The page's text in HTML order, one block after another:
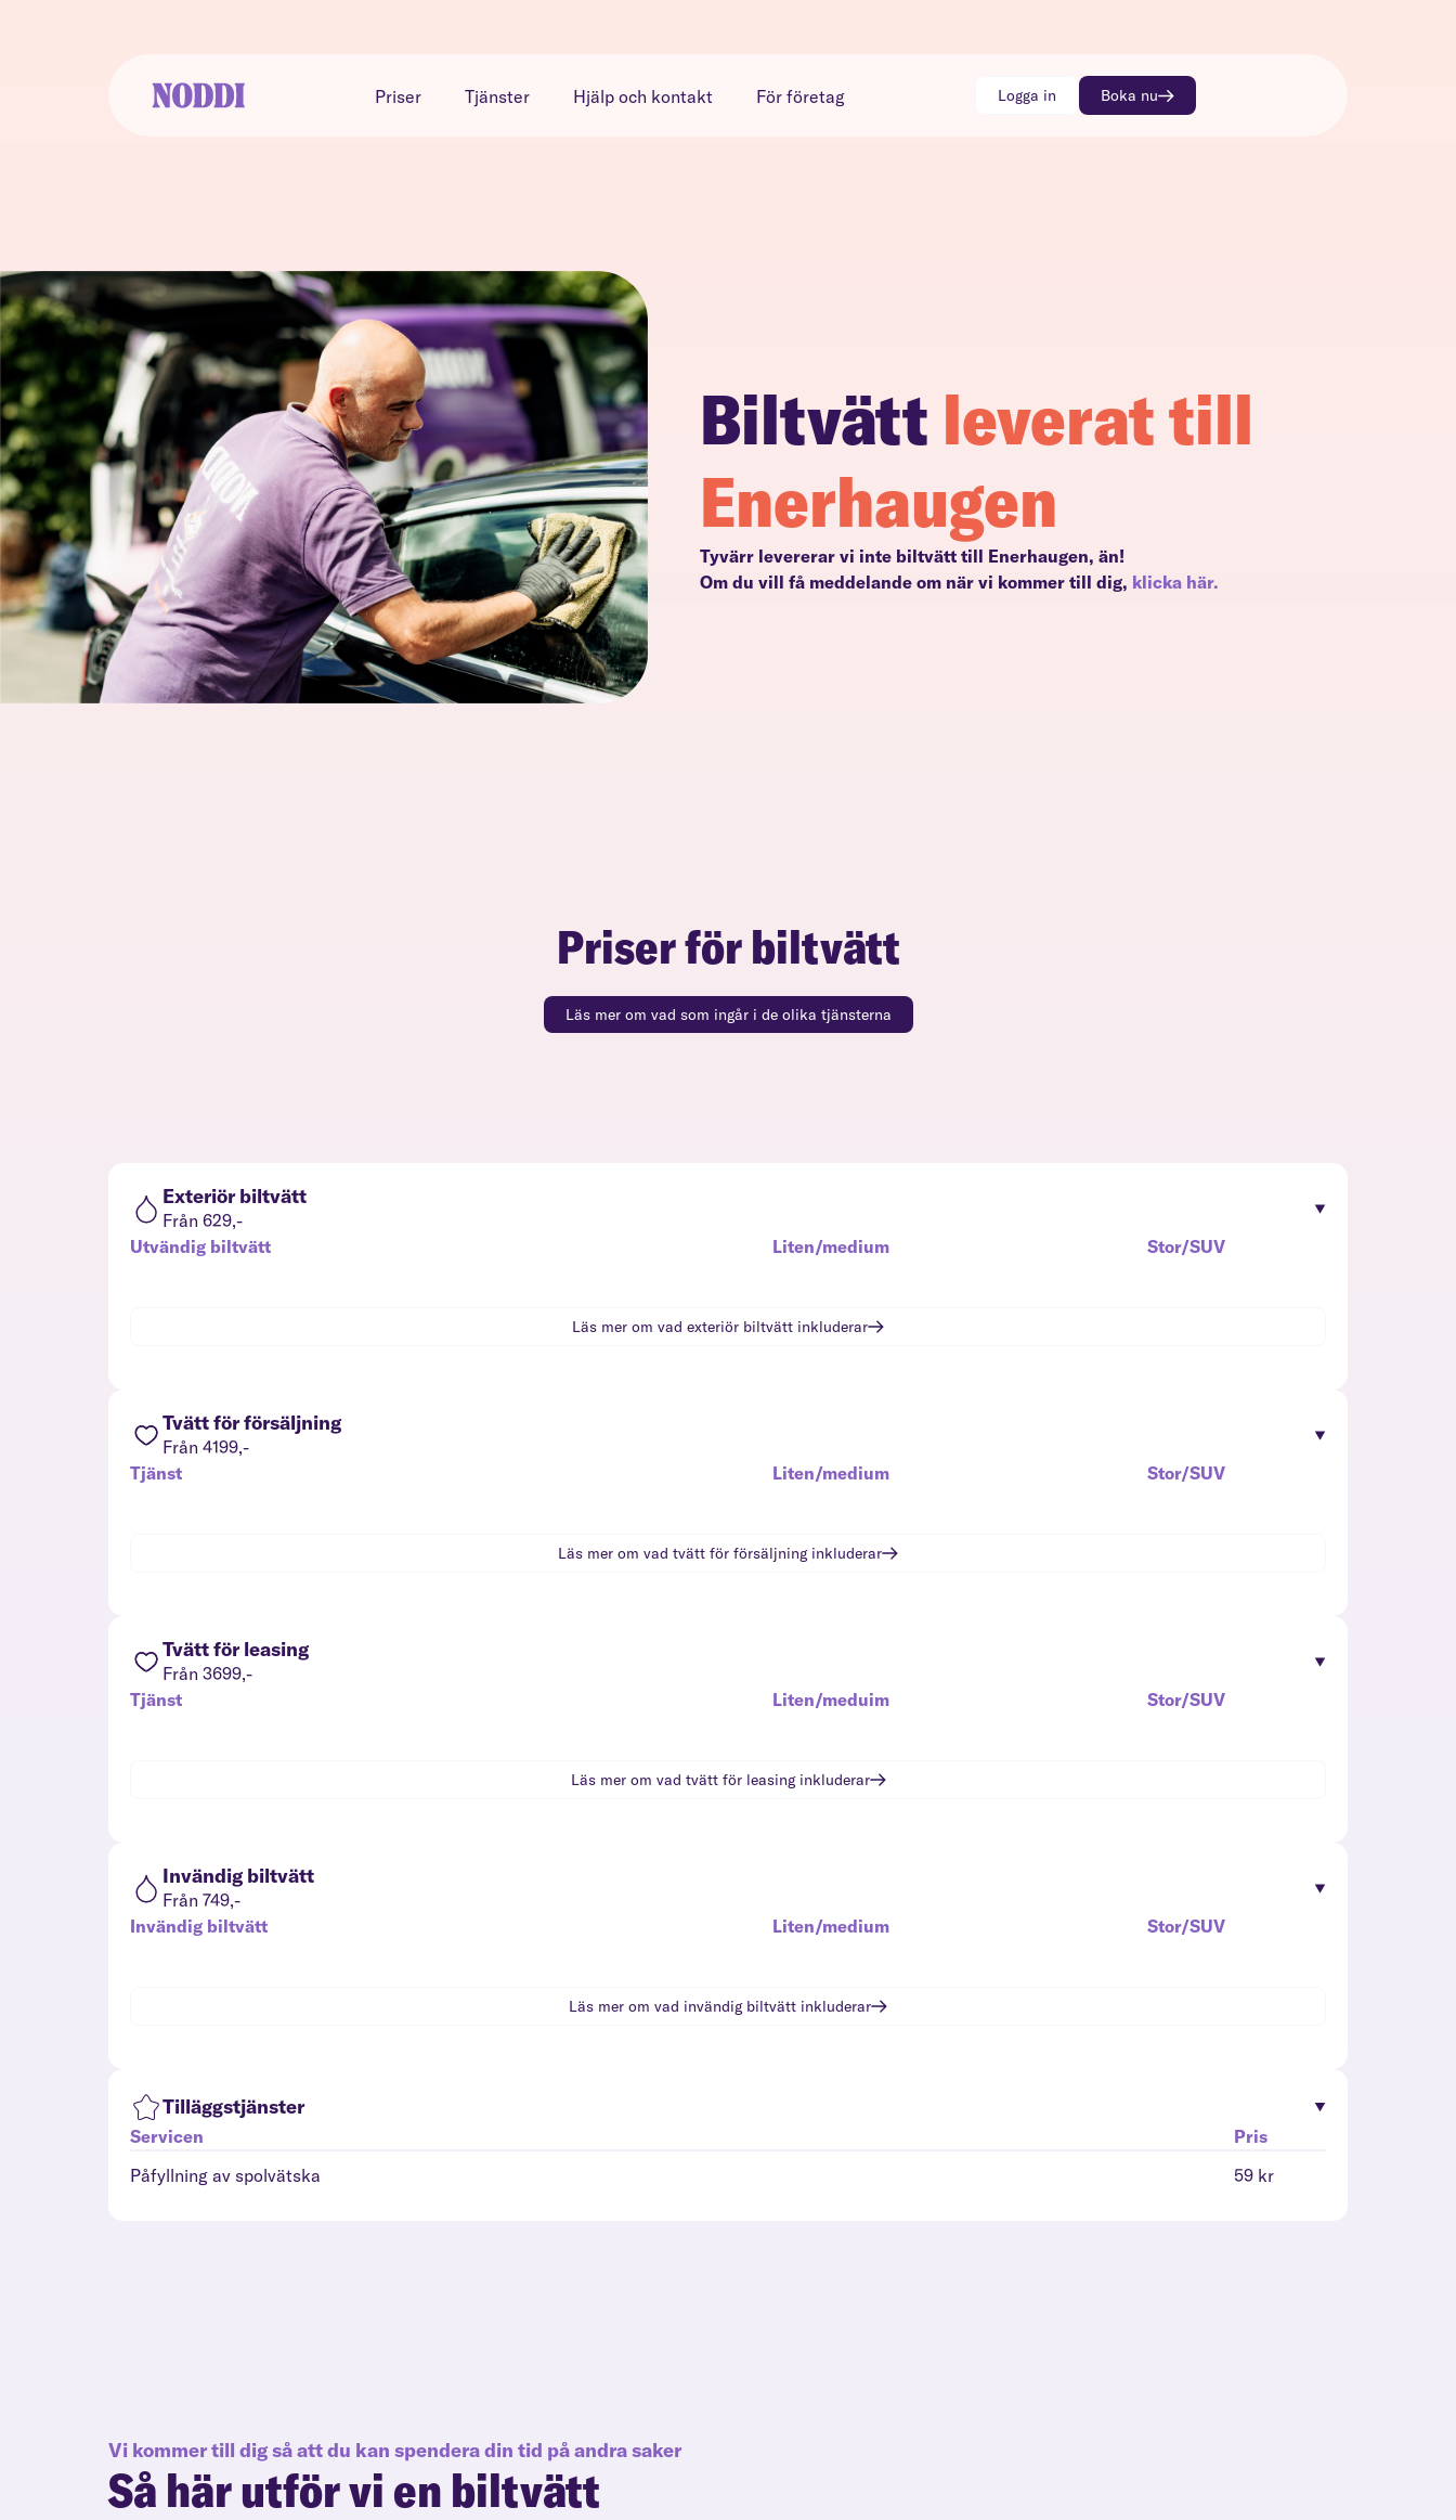
Priser Tjänster Hjälp och kontakt För företag Logga in Boka nu
Biltvätt leverat till
Enerhaugen
Tyvärr levererar vi inte biltvätt till Enerhaugen, än!
Om du vill få meddelande om när vi kommer till dig, klicka här.
Priser för biltvätt
Läs mer om vad som ingår i de olika tjänsterna
Exteriör biltvätt
Från 629,-
Utvändig biltvätt
Liten/medium Stor/SUV
Läs mer om vad exteriör biltvätt inkluderar
Tvätt för försäljning
Från 4199,-
Tjänst
Liten/medium Stor/SUV
Läs mer om vad tvätt för försäljninginkluderar
Tvätt för leasing
Från 3699,-
Tjänst
Liten/meduim Stor/SUV
Läs mer om vad tvätt för leasinginkluderar
Invändig biltvätt
Från 749,-
Invändig biltvätt
Liten/medium Stor/SUV
Läs mer om vad invändig biltvätt inkluderar
Tilläggstjänster
Servicen
Pris
Påfyllning av spolvätska
59 kr
Vi kommer till dig så att du kan spendera din tid på andra saker
Så här utför vi en biltvätt